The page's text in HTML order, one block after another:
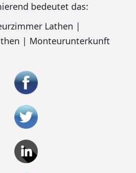
bedeutet das:
Lathen |
| Monteurunterkunft